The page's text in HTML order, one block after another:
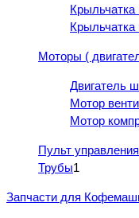
Крыльчатка
Крыльчатка
Моторы (
Двигатель
Мотор
Мотор
Пульт
Трубы1
Запчасти для